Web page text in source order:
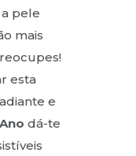
pele
mais
esta
e
dá-te